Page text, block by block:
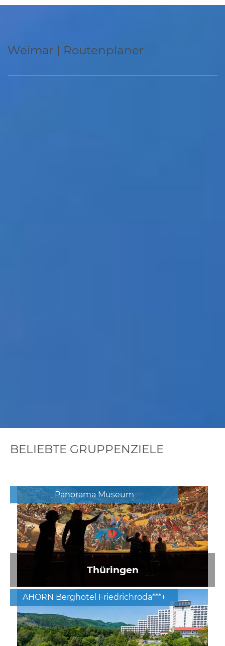
Weimar | Routenplaner
BELIEBTE GRUPPENZIELE
Panorama Museum
Thüringen
AHORN Berghotel Friedrichroda***+